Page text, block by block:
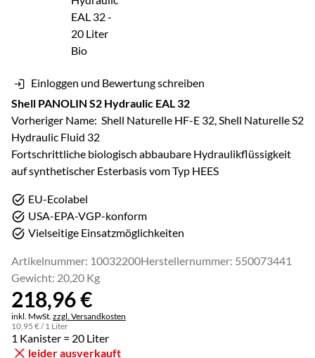
Einloggen und Bewertung schreiben
Shell PANOLIN S2 Hydraulic EAL 32
Vorheriger Name: Shell Naturelle HF-E 32, Shell Naturelle S2
Hydraulic Fluid 32
Fortschrittliche biologisch abbaubare Hydraulikflüssigkeit
auf synthetischer Esterbasis vom Typ HEES
EU-Ecolabel
USA-EPA-VGP-konform
Vielseitige Einsatzmöglichkeiten
Artikelnummer: 10032200Herstellernummer: 550073441
Gewicht: 20,20 Kg
218,96€
Steuerhinweis:
inkl. MwSt. zzgl. Versandkosten
10,95 €/ 1 Liter
1 Kanister = 20 Liter
leider ausverkauft